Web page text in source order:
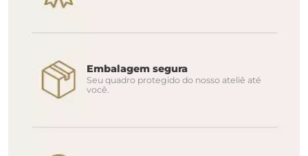
Embalagem segura
Seu quadro protegido do nosso ateliê até
você.